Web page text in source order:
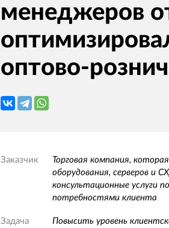
менеджеров
оптово-
Заказчик
Торговая компания,
оборудования, серверов и
консультационные услуги
потребностями клиента
Задача
Повысить уровень